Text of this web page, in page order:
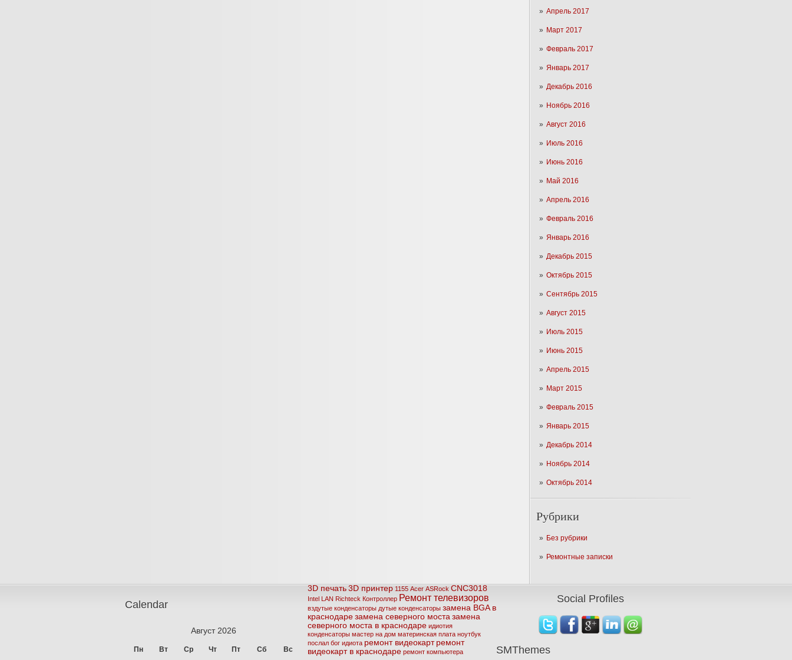
Апрель 2017
Март 2017
Февраль 2017
Январь 2017
Декабрь 2016
Ноябрь 2016
Август 2016
Июль 2016
Июнь 2016
Май 2016
Апрель 2016
Февраль 2016
Январь 2016
Декабрь 2015
Октябрь 2015
Сентябрь 2015
Август 2015
Июль 2015
Июнь 2015
Апрель 2015
Март 2015
Февраль 2015
Январь 2015
Декабрь 2014
Ноябрь 2014
Октябрь 2014
Рубрики
Без рубрики
Ремонтные записки
Calendar
Август 2026
Пн Вт Ср Чт Пт Сб Вс
3D печать 3D принтер 1155 Acer ASRock CNC3018
Intel LAN Richteck Контроллер Ремонт телевизоров
вздутые конденсаторы дутые конденсаторы замена BGA в
краснодаре замена северного моста замена
северного моста в краснодаре идиотия
конденсаторы мастер на дом материнская плата ноутбук
послал бог идиота ремонт видеокарт ремонт
видеокарт в краснодаре ремонт компьютера
Social Profiles
SMThemes